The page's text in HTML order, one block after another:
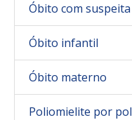
Óbito com
Óbito infantil
Óbito materno
Poliomielite por